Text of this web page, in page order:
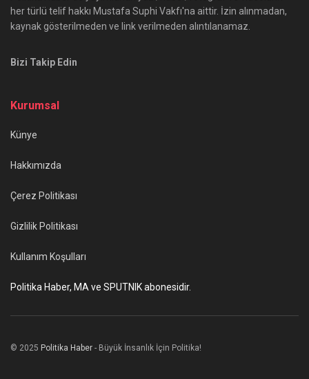
her türlü telif hakkı Mustafa Suphi Vakfı'na aittir. İzin alınmadan,
kaynak gösterilmeden ve link verilmeden alıntılanamaz.
Bizi Takip Edin
Kurumsal
Künye
Hakkımızda
Çerez Politikası
Gizlilik Politikası
Kullanım Koşulları
Politika Haber, MA ve SPUTNIK abonesidir.
© 2025 Politika Haber - Büyük İnsanlık İçin Politika!